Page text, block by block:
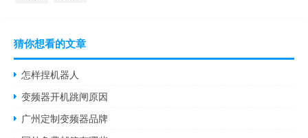
猜你想看的文章
怎样捏机器人
变频器开机跳闸原因
广州定制变频器品牌